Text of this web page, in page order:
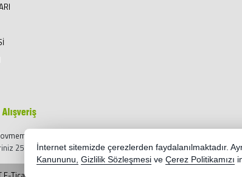
- Tüm hakları saklıdır.
256bit SSL sertifikası ile korunmaktadır.
İnternet sitemizde çerezlerden faydalanılmaktadır.
Kanununu, Gizlilik Sözleşmesi ve Çerez Politikamızı